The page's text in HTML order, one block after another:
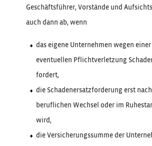
Geschäftsführer, Vorstände und
auch dann ab, wenn
das eigene Unternehmen wegen einer
eventuellen Pflichtverletzung
fordert,
die Schadenersatzforderung erst
beruflichen Wechsel oder im
wird,
die Versicherungssumme der